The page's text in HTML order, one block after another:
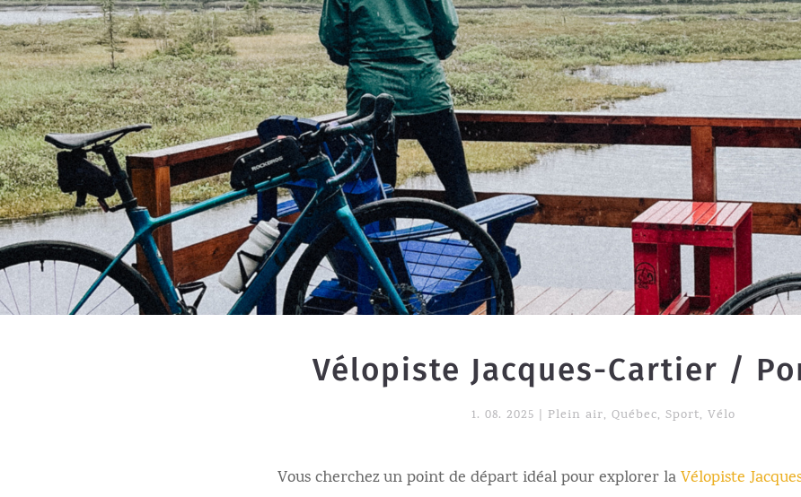
Vélopiste Jacques-Cartier /
1. 08. 2025 Plein air, Québec, Sport, Vélo
Vous cherchez un point de départ idéal pour explorer laVélopiste